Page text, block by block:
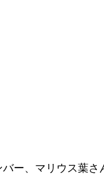
ー、マリウス葉さ